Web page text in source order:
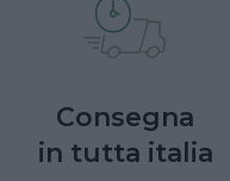
Consegna
in tutta italia